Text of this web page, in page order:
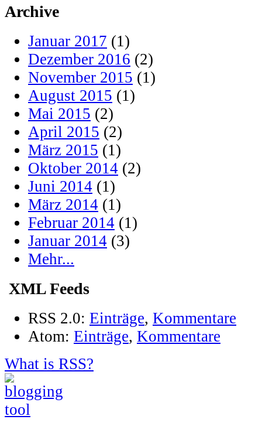
Archive
Januar 2017 (1)
Dezember 2016 (2)
November 2015 (1)
August 2015 (1)
Mai 2015 (2)
April 2015 (2)
März 2015 (1)
Oktober 2014 (2)
Juni 2014 (1)
März 2014 (1)
Februar 2014 (1)
Januar 2014 (3)
Mehr...
XML Feeds
RSS 2.0: Einträge, Kommentare
Atom: Einträge, Kommentare
What is RSS?